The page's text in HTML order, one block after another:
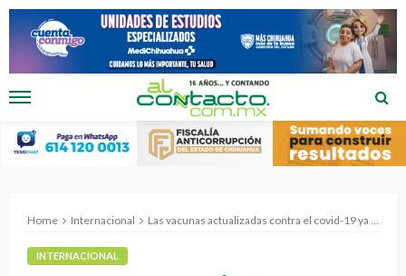
Home Internacional Las vacunas actualizadas contra el covid-19 ya no son gratuitas para las personas sin seguro en Estados Unidos.
INTERNACIONAL